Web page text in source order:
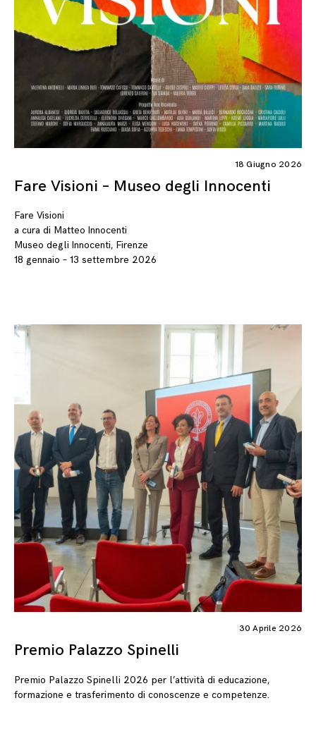
18 Giugno 2026
Fare Visioni – Museo degli Innocenti
Fare Visioni
a cura di Matteo Innocenti
Museo degli Innocenti, Firenze
18 gennaio – 13 settembre 2026
30 Aprile 2026
Premio Palazzo Spinelli
Premio Palazzo Spinelli 2026 per l’attività di educazione,
formazione e trasferimento di conoscenze e competenze.